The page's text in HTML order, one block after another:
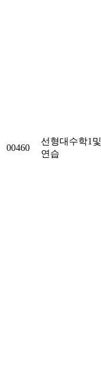
00460
선형대수학1및
연습